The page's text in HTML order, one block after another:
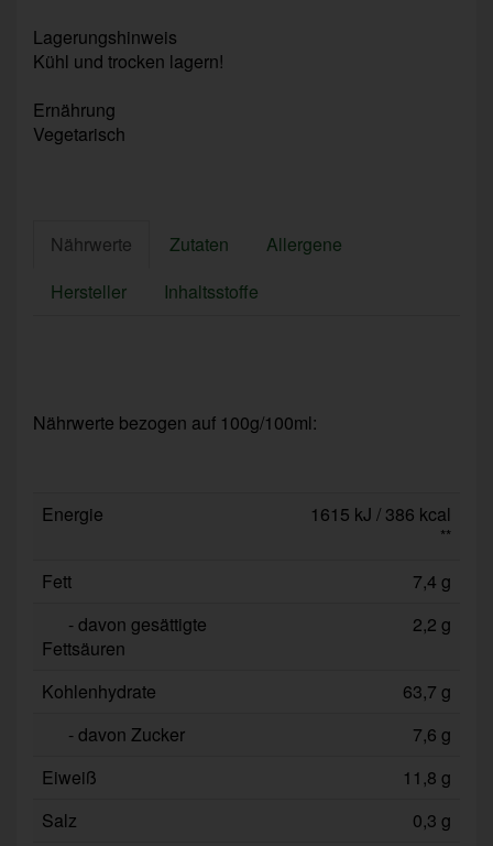
Lagerungshinweis
Kühl und trocken lagern!
Ernährung
Vegetarisch
Nährwerte Zutaten
Allergene
Hersteller
Inhaltsstoffe
Nährwerte bezogen auf 100g/100ml:
Energie 1615 kJ / 386 kcal
**
Fett
7,4 g
- davon gesättigte
Fettsäuren
2,2 g
Kohlenhydrate
63,7 g
- davon Zucker
7,6 g
Eiweiß
11,8 g
Salz
0,3 g